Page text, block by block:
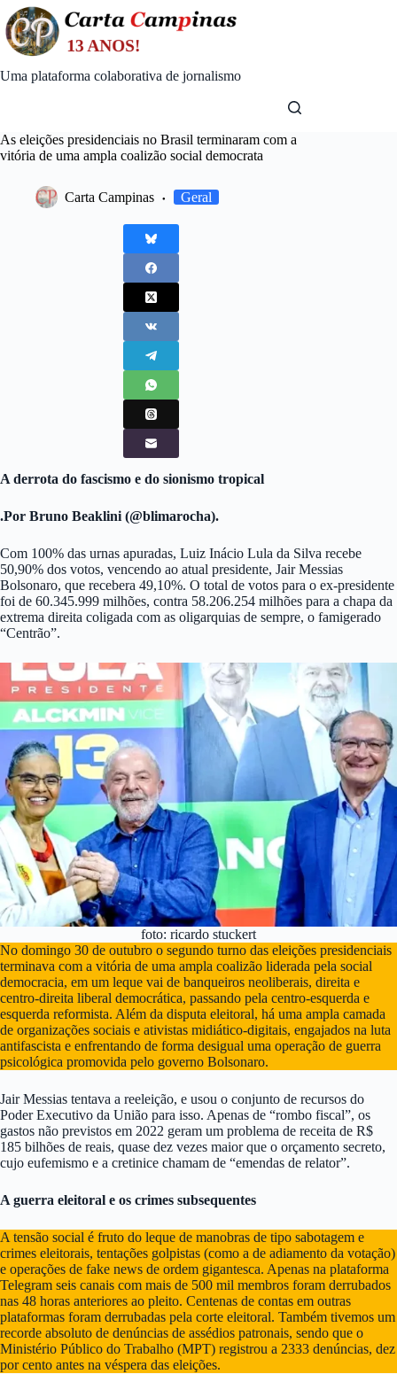
Skip
to
content
Uma plataforma colaborativa de jornalismo
As eleições presidenciais no Brasil terminaram com a
vitória de uma ampla coalizão social democrata
Carta Campinas Geral
A derrota do fascismo e do sionismo tropical
.Por Bruno Beaklini (@blimarocha).
Com 100% das urnas apuradas, Luiz Inácio Lula da Silva recebe
50,90% dos votos, vencendo ao atual presidente, Jair Messias
Bolsonaro, que recebera 49,10%. O total de votos para o ex-presidente
foi de 60.345.999 milhões, contra 58.206.254 milhões para a chapa da
extrema direita coligada com as oligarquias de sempre, o famigerado
“Centrão”.
foto: ricardo stuckert
No domingo 30 de outubro o segundo turno das eleições presidenciais
terminava com a vitória de uma ampla coalizão liderada pela social
democracia, em um leque vai de banqueiros neoliberais, direita e
centro-direita liberal democrática, passando pela centro-esquerda e
esquerda reformista. Além da disputa eleitoral, há uma ampla camada
de organizações sociais e ativistas midiático-digitais, engajados na luta
antifascista e enfrentando de forma desigual uma operação de guerra
psicológica promovida pelo governo Bolsonaro.
Jair Messias tentava a reeleição, e usou o conjunto de recursos do
Poder Executivo da União para isso. Apenas de “rombo fiscal”, os
gastos não previstos em 2022 geram um problema de receita de R$
185 bilhões de reais, quase dez vezes maior que o orçamento secreto,
cujo eufemismo e a cretinice chamam de “emendas de relator”.
A guerra eleitoral e os crimes subsequentes
A tensão social é fruto do leque de manobras de tipo sabotagem e
crimes eleitorais, tentações golpistas (como a de adiamento da votação)
e operações de fake news de ordem gigantesca. Apenas na plataforma
Telegram seis canais com mais de 500 mil membros foram derrubados
nas 48 horas anteriores ao pleito. Centenas de contas em outras
plataformas foram derrubadas pela corte eleitoral. Também tivemos um
recorde absoluto de denúncias de assédios patronais, sendo que o
Ministério Público do Trabalho (MPT) registrou a 2333 denúncias, dez
por cento antes na véspera das eleições.